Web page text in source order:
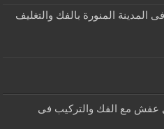
المدينة المنورة بالفك والتغليف
عفش مع الفك والتركيب فى